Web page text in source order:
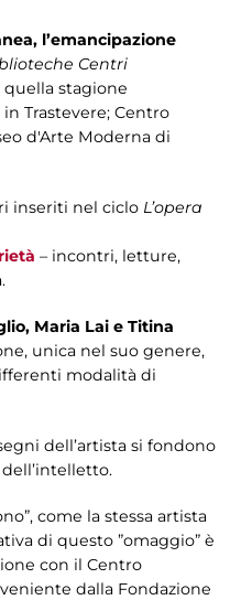
l’emancipazione
Centri
stagione
Trastevere; Centro
d'Arte Moderna di
inseriti nel ciclo L’opera
– incontri, letture,
Maria Lai e Titina
unica nel suo genere,
modalità di
dell’artista si fondono
come la stessa artista
di questo ”omaggio” è
con il Centro
dalla Fondazione